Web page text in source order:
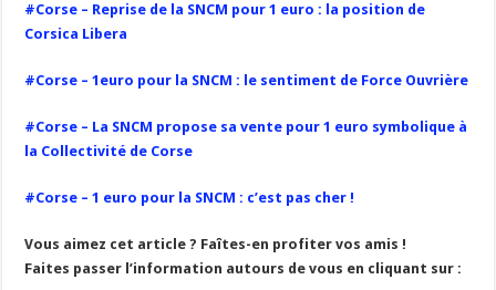
#Corse – Reprise de la SNCM pour 1 euro : la position de
Corsica Libera
#Corse – 1euro pour la SNCM : le sentiment de Force Ouvrière
#Corse – La SNCM propose sa vente pour 1 euro symbolique à
la Collectivité de Corse
#Corse – 1 euro pour la SNCM : c’est pas cher !
Vous aimez cet article ? Faîtes-en profiter vos amis !
Faites passer l’information autours de vous en cliquant sur :